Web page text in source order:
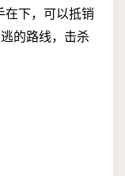
在下，可以抵销
的路线，击杀